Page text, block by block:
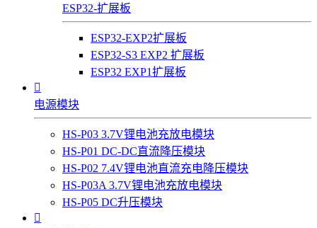
ESP32-扩展板
ESP32-EXP2扩展板
ESP32-S3 EXP2 扩展板
ESP32 EXP1扩展板

电源模块
HS-P03 3.7V锂电池充放电模块
HS-P01 DC-DC直流降压模块
HS-P02 7.4V锂电池直流充电降压模块
HS-P03A 3.7V锂电池充放电模块
HS-P05 DC升压模块
